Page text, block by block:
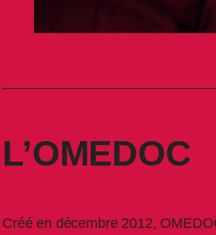
L’OMEDOC
Créé en décembre 2012,